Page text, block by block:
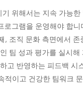
위해서는 지속 가능
그램을 운영해야 합
조직 문화 측면에서
팀 성과 평가를 실시
고 반영하는 피드백 시
이고 건강한 팀워크